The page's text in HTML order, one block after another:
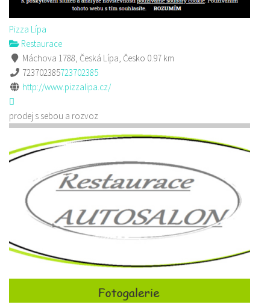
Pizza Lípa
Restaurace
Máchova 1788, Česká Lípa, Česko 0.97 km
723702385723702385
http://www.pizzalipa.cz/
prodej s sebou a rozvoz